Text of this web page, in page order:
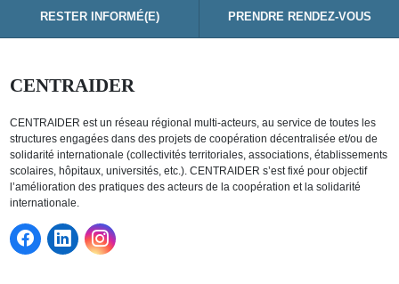
RESTER INFORMÉ(E) PRENDRE RENDEZ-VOUS
CENTRAIDER
CENTRAIDER est un réseau régional multi-acteurs, au service de toutes les
structures engagées dans des projets de coopération décentralisée et/ou de
solidarité internationale (collectivités territoriales, associations, établissements
scolaires, hôpitaux, universités, etc.). CENTRAIDER s’est fixé pour objectif
l’amélioration des pratiques des acteurs de la coopération et la solidarité
internationale.